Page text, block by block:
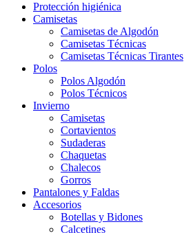
Protección higiénica
Camisetas
Camisetas de Algodón
Camisetas Técnicas
Camisetas Técnicas Tirantes
Polos
Polos Algodón
Polos Técnicos
Invierno
Camisetas
Cortavientos
Sudaderas
Chaquetas
Chalecos
Gorros
Pantalones y Faldas
Accesorios
Botellas y Bidones
Calcetines